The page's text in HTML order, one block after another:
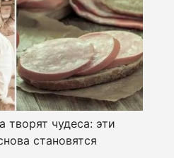
творят чудеса: эти
становятся